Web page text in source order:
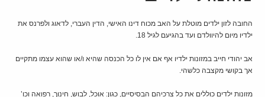
החובה לזון ילדים מוטלת על האב מכוח דינו האישי, הדין העברי, לדאוג ולפרנס את
ילדיו מיום להיוולדם ועד בהגיעם לגיל 18.
אב יהודי חייב במזונות ילדיו אף אם אין לו כל הכנסה שהיא ו/או שהוא עצמו מתקיים
אך בקושי מקצבה כלשהי.
מזונות ילדים כוללים את כל צרכיהם הבסיסיים, כגון: אוכל, לבוש, חינוך, רפואה וכו’